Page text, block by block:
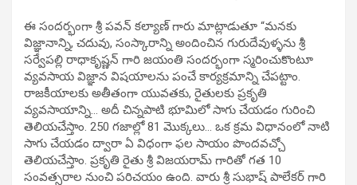
ఈ సందర్భంగా శ్రీ పవన్ కల్యాణ్ గారు మాట్లాడుతూ “మనకు
విజ్ఞానాన్ని, చదువు, సంస్కారాన్ని అందించిన గురుదేవుళ్ళను శ్రీ
సర్వేపల్లి రాధాకృష్ణన్ గారి జయంతి సందర్భంగా స్మరించుకొంటూ
వ్యవసాయ విజ్ఞాన విషయాలను పంచే కార్యక్రమాన్ని చేపట్టాం.
రాజకీయాలకు అతీతంగా యువతకు, రైతులకు ప్రకృతి
వ్యవసాయాన్ని… అదీ చిన్నపాటి భూమిలో సాగు చేయడం గురించి
తెలియచేస్తాం. 250 గజాల్లో 81 మొక్కలు… ఒక క్రమ విధానంలో నాటి
సాగు చేయడం ద్వారా ఏ విధంగా ఫల సాయం పొందవచ్చో
తెలియచేస్తాం. ప్రకృతి రైతు శ్రీ విజయరామ్ గారితో గత 10
సంవత్సరాల నుంచి పరిచయం ఉంది. వారు శ్రీ సుభాష్ పాలేకర్ గారి